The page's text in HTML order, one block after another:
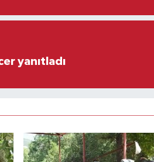
yanıtladı